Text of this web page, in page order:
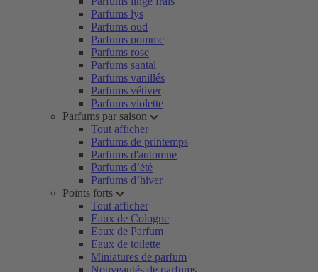
Parfums lys
Parfums oud
Parfums pomme
Parfums rose
Parfums santal
Parfums vanillés
Parfums vétiver
Parfums violette
Parfums par saison
Tout afficher
Parfums de printemps
Parfums d'automne
Parfums d’été
Parfums d’hiver
Points forts
Tout afficher
Eaux de Cologne
Eaux de Parfum
Eaux de toilette
Miniatures de parfum
Nouveautés de parfums